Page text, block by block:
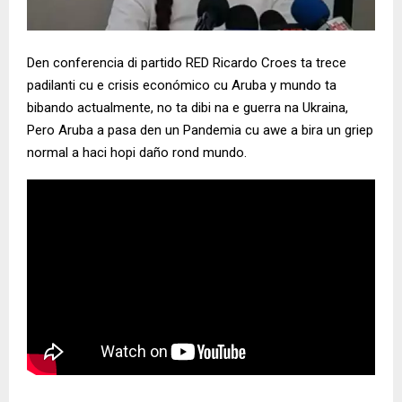
Den conferencia di partido RED Ricardo Croes ta trece
padilanti cu e crisis económico cu Aruba y mundo ta
bibando actualmente, no ta dibi na e guerra na Ukraina,
Pero Aruba a pasa den un Pandemia cu awe a bira un griep
normal a haci hopi daño rond mundo.